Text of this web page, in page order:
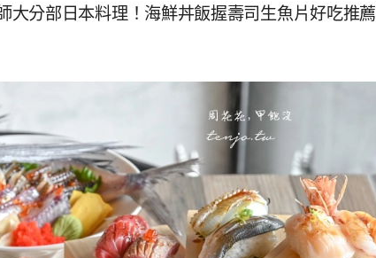
大分部日本料理！海鮮丼飯握壽司生魚片好吃推薦